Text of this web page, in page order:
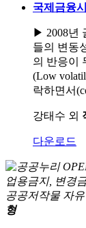
국제금융
▶ 2008년
들의 변동
의 반응이
(Low
락하면서
강태수 외
다운로드
공공저작물 자
형